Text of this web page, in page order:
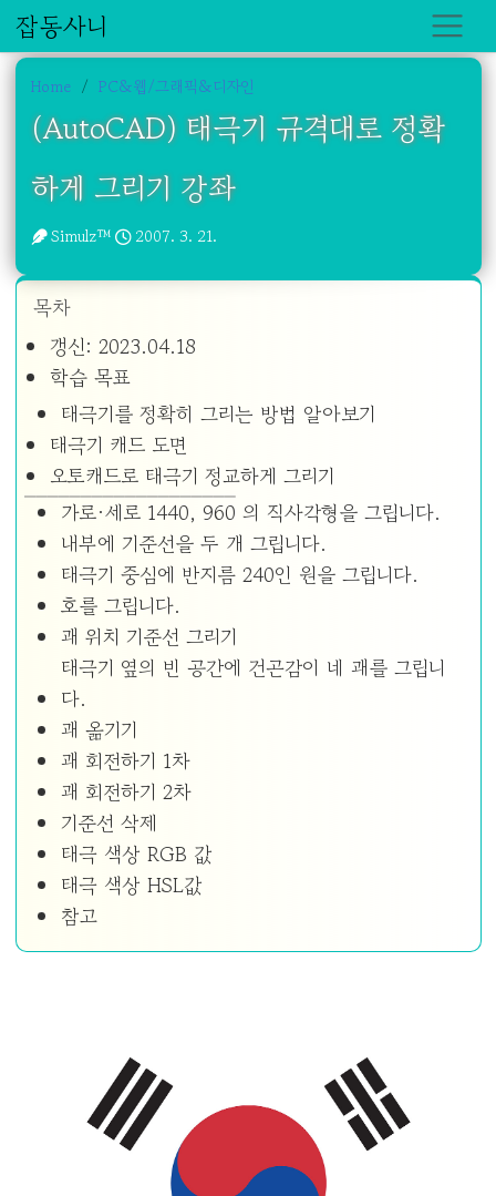
잡동사니
Home PC&웹/그래픽&디자인
(AutoCAD) 태극기 규격대로 정확
하게 그리기 강좌
Simulz™ 2007. 3. 21.
목차
갱신: 2023.04.18
학습 목표
태극기를 정확히 그리는 방법 알아보기
태극기 캐드 도면
오토캐드로 태극기 정교하게 그리기
가로·세로 1440, 960 의 직사각형을 그립니다.
내부에 기준선을 두 개 그립니다.
태극기 중심에 반지름 240인 원을 그립니다.
호를 그립니다.
괘 위치 기준선 그리기
태극기 옆의 빈 공간에 건곤감이 네 괘를 그립니
다.
괘 옮기기
괘 회전하기 1차
괘 회전하기 2차
기준선 삭제
태극 색상 RGB 값
태극 색상 HSL값
참고